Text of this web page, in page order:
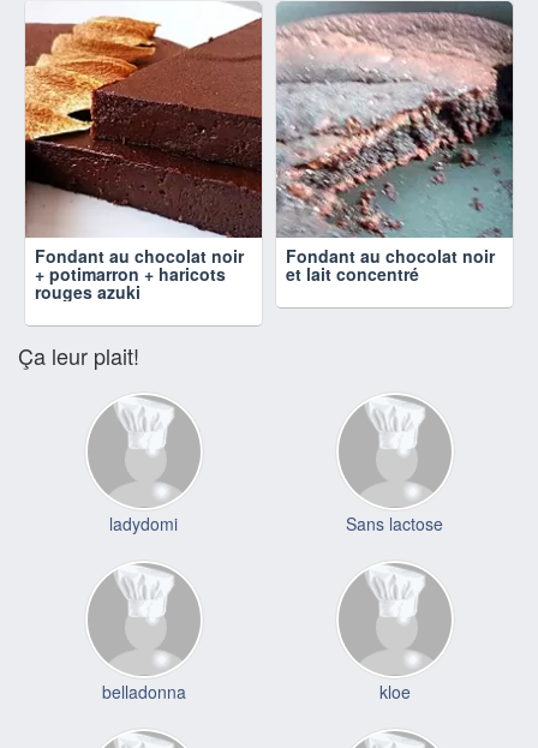
Fondant au chocolat noir
+ potimarron + haricots
rouges azuki
Fondant au chocolat noir
et lait concentré
Ça leur plait!
ladydomi Sans lactose
belladonna kloe